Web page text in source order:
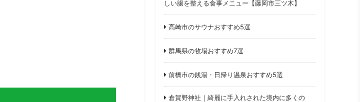
しい腸を整える食事メニュー【藤岡市三ツ木】
高崎市のサウナおすすめ5選
群馬県の牧場おすすめ7選
前橋市の銭湯・日帰り温泉おすすめ5選
倉賀野神社｜綺麗に手入れされた境内に多くの